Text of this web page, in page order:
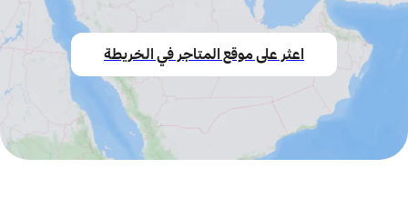
اعثر على موقع المتاجر في الخريطة